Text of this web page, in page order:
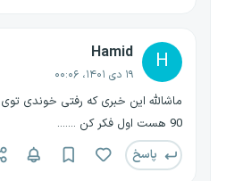
H
Hamid
۱۹ دی ۱۴۰۱، ۰۰:۰۶
90 هست اول فکر کن .......
پاسخ